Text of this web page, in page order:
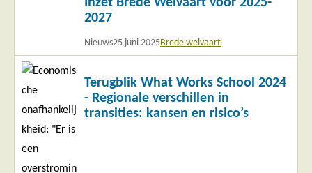
Inzet Brede Welvaart voor 2025-
2027
Nieuws25 juni 2025Brede welvaart
Terugblik What Works School 2024
- Regionale verschillen in
transities: kansen en risico’s
Lees
meer